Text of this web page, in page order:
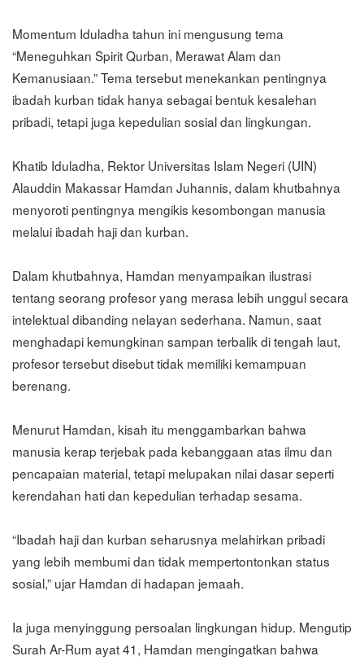
Momentum Iduladha tahun ini mengusung tema
“Meneguhkan Spirit Qurban, Merawat Alam dan
Kemanusiaan.” Tema tersebut menekankan pentingnya
ibadah kurban tidak hanya sebagai bentuk kesalehan
pribadi, tetapi juga kepedulian sosial dan lingkungan.
Khatib Iduladha, Rektor Universitas Islam Negeri (UIN)
Alauddin Makassar Hamdan Juhannis, dalam khutbahnya
menyoroti pentingnya mengikis kesombongan manusia
melalui ibadah haji dan kurban.
Dalam khutbahnya, Hamdan menyampaikan ilustrasi
tentang seorang profesor yang merasa lebih unggul secara
intelektual dibanding nelayan sederhana. Namun, saat
menghadapi kemungkinan sampan terbalik di tengah laut,
profesor tersebut disebut tidak memiliki kemampuan
berenang.
Menurut Hamdan, kisah itu menggambarkan bahwa
manusia kerap terjebak pada kebanggaan atas ilmu dan
pencapaian material, tetapi melupakan nilai dasar seperti
kerendahan hati dan kepedulian terhadap sesama.
“Ibadah haji dan kurban seharusnya melahirkan pribadi
yang lebih membumi dan tidak mempertontonkan status
sosial,” ujar Hamdan di hadapan jemaah.
Ia juga menyinggung persoalan lingkungan hidup. Mengutip
Surah Ar-Rum ayat 41, Hamdan mengingatkan bahwa